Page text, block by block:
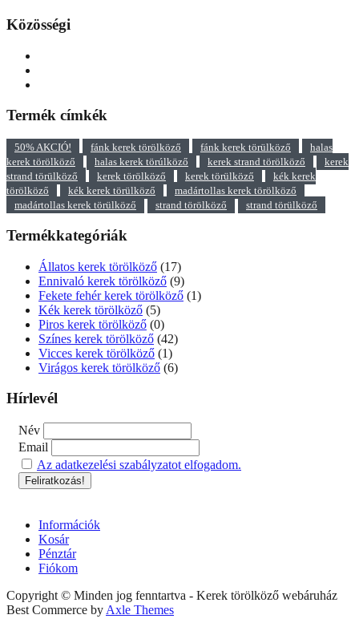
Közösségi
Termék címkék
50% AKCIÓ! fánk kerek törölköző fánk kerek törülköző
halas
kerek törölköző
halas kerek törúlköző kerek strand törölköző
kerek
strand törülköző
kerek törölköző kerek törülköző
kék kerek
törölköző
kék kerek törülköző
madártollas kerek törölköző
madártollas kerek törülköző
strand törölköző strand törülköző
Termékkategóriák
Állatos kerek törölköző (17)
Ennivaló kerek törölköző (9)
Fekete fehér kerek törölköző (1)
Kék kerek törölköző (5)
Piros kerek törölköző (0)
Színes kerek törölköző (42)
Vicces kerek törölköző (1)
Virágos kerek törölköző (6)
Hírlevél
Név
Email
Az adatkezelési szabályzatot elfogadom.
Információk
Kosár
Pénztár
Fiókom
Copyright © Minden jog fenntartva - Kerek törölköző webáruház
Best Commerce by Axle Themes